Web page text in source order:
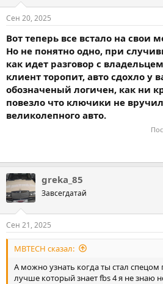
Сен 20, 2025
Вот теперь все встало на свои
Но не понятно одно, при
как идет разговор с
клиент торопит, авто сдохло у
обозначеный логичен, как ни
повезло что ключики не
великолепного авто.
greka_85
Завсегдатай
Сен 21, 2025
MBTECH сказал:
А можно узнать когда ты стал спецом
лучше который знает fbs 4 я не знаю